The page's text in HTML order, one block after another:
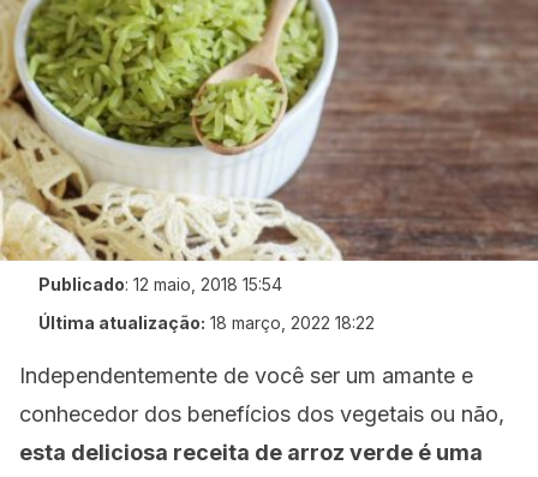
Publicado: 12 maio, 2018 15:54
Última atualização: 18 março, 2022 18:22
Independentemente de você ser um amante e
conhecedor dos benefícios dos vegetais ou não,
esta deliciosa receita de arroz verde é uma